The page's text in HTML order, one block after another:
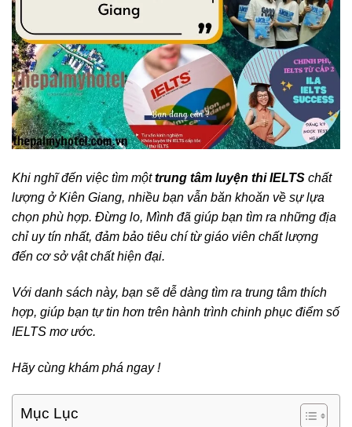
Khi nghĩ đến việc tìm mộttrung tâm luyện thi IELTS chất
lượng ở Kiên Giang, nhiều bạn vẫn băn khoăn về sự lựa
chọn phù hợp. Đừng lo, Mình đã giúp bạn tìm ra những địa
chỉ uy tín nhất, đảm bảo tiêu chí từ giáo viên chất lượng
đến cơ sở vật chất hiện đại.
Với danh sách này, bạn sẽ dễ dàng tìm ra trung tâm thích
hợp, giúp bạn tự tin hơn trên hành trình chinh phục điểm số
IELTS mơ ước.
Hãy cùng khám phá ngay !
Mục Lục